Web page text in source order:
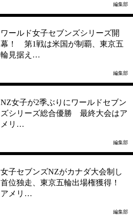
編集部
ワールド女子セブンズシリーズ開
幕！ 第1戦は米国が制覇、東京五
輪見据え…
編集部
NZ女子が2季ぶりにワールドセブン
ズシリーズ総合優勝 最終大会はア
メリ…
編集部
女子セブンズNZがカナダ大会制し
首位独走、東京五輪出場権獲得！
アメリ…
編集部